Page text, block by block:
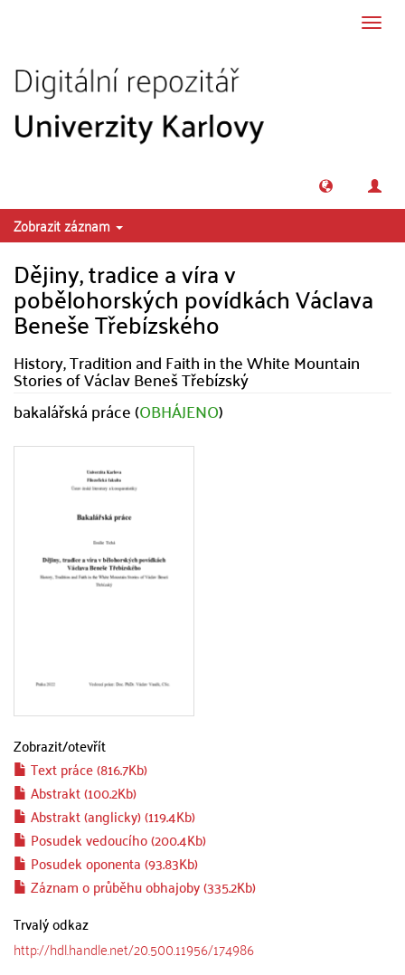
Zobrazit záznam
Dějiny, tradice a víra v
pobělohorských povídkách Václava
Beneše Třebízského
History, Tradition and Faith in the White Mountain
Stories of Václav Beneš Třebízský
bakalářská práce (OBHÁJENO)
Zobrazit/otevřít
Text práce (816.7Kb)
Abstrakt (100.2Kb)
Abstrakt (anglicky) (119.4Kb)
Posudek vedoucího (200.4Kb)
Posudek oponenta (93.83Kb)
Záznam o průběhu obhajoby (335.2Kb)
Trvalý odkaz
http://hdl.handle.net/20.500.11956/174986